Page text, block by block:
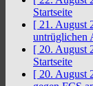
Startseite
[ 21. August
untrüglichen
[ 20. August
Startseite
[ 20. August